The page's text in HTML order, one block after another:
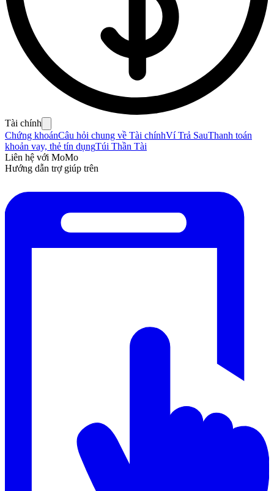
Tài chính
Chứng khoánCâu hỏi chung về Tài chínhVí Trả SauThanh toán
khoản vay, thẻ tín dụngTúi Thần Tài
Liên hệ với MoMo
Hướng dẫn trợ giúp trên